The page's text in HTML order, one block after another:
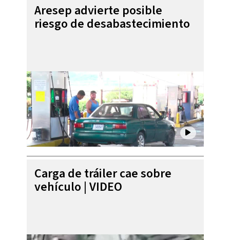
Aresep advierte posible
riesgo de desabastecimiento
Carga de tráiler cae sobre
vehículo | VIDEO